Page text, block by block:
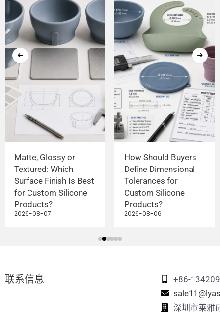
Matte, Glossy or
Textured: Which
Surface Finish Is Best
for Custom Silicone
Products?
2026-08-07
How Should Buyers
Define Dimensional
Tolerances for
Custom Silicone
Products?
2026-08-06
联系信息
+86-
深圳市莱雅